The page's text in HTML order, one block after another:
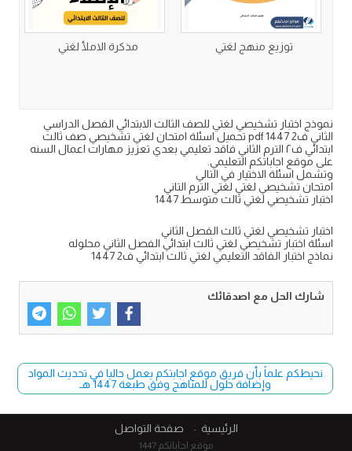
توزيع منهج لغتي مذكرة الاملأ لغتي
نموذج اختبار تشخيصي لغتي للصف الثالث الابتدائي الفصل الدراسي
الثاني ف2 1447 pdf تحميل اسئلة امتحان لغتي تشخيصي صف ثالث
ابتدائي ف٢ الترم الثاني فاقد تعليمي بعدي تعزيز مهارات اعمال السنه
على موقع اجاباتكم التعليمي.
وتشمل اسئلة الاختيار في التالي
امتحان تشخيصي لغتي لغتي الترم التاني
اختبار تشخيصي لغتي ثالث متوسط 1447
اختبار تشخيصي لغتي ثالث الفصل الثاني
اسئلة اختبار تشخيصي لغتي ثالث ابتدائي الفصل الثاني محلوله
نماذج اختبار الفاقد التعليمي لغتي ثالث ابتدائي ف2 1447
شارك الحل مع اصدقائك
نحيطكم علماً بأن فريق موقع اجابتكم يعمل حاليا في تحديث المواد
وإضافة حلول للمناهج وفق طبعة 1447 هـ
الرئيسية صفحة التواصل
موقع اجاباتكم 1447